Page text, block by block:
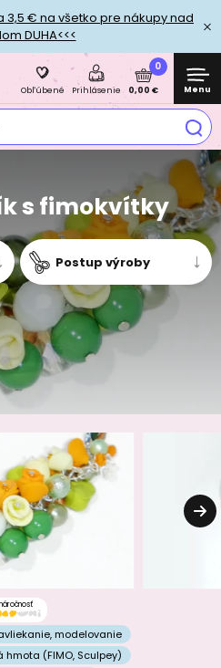
3,5 € na všetko pre nákupy nad
DUHA<<<
Obľúbené Prihlásenie
0
0,00 € Menu
s fimokvítky
Postup výroby
náročnosť
, modelovanie
hmota (FIMO, Sculpey)